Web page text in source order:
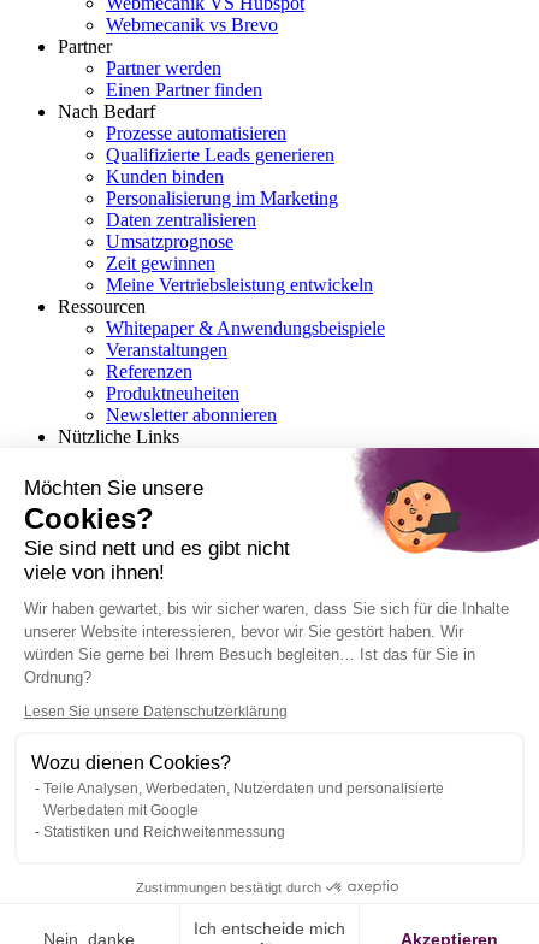
Möchten Sie unsere
Cookies?
Sie sind nett und es gibt nicht
viele von ihnen!
Wir haben gewartet, bis wir sicher waren, dass Sie sich für die Inhalte
unserer Website interessieren, bevor wir Sie gestört haben. Wir
würden Sie gerne bei Ihrem Besuch begleiten… Ist das für Sie in
Ordnung?
Lesen Sie unsere Datenschutzerklärung
Wozu dienen Cookies?
Teile Analysen, Werbedaten, Nutzerdaten und personalisierte
Werbedaten mit Google
Statistiken und Reichweitenmessung
Zustimmungen bestätigt durch
Nein, danke
Ich entscheide mich
Akzeptieren
Webmecanik vs Brevo
Partner
Partner werden
Einen Partner finden
Nach Bedarf
Prozesse automatisieren
Qualifizierte Leads generieren
Kunden binden
Personalisierung im Marketing
Daten zentralisieren
Umsatzprognose
Zeit gewinnen
Meine Vertriebsleistung entwickeln
Ressourcen
Whitepaper & Anwendungsbeispiele
Veranstaltungen
Referenzen
Produktneuheiten
Newsletter abonnieren
Nützliche Links
Erste Schritte mit Marketing-Automatisierung
Die richtige Marketing-Automation-Software
auswählen
Ihr erstes Marketing-Automation-Szenario
Checkliste: Die richtige Wahl des CRM-Systems
Deutsch
English
Français
Italiano
Impressum
Informationen zur DSGVO